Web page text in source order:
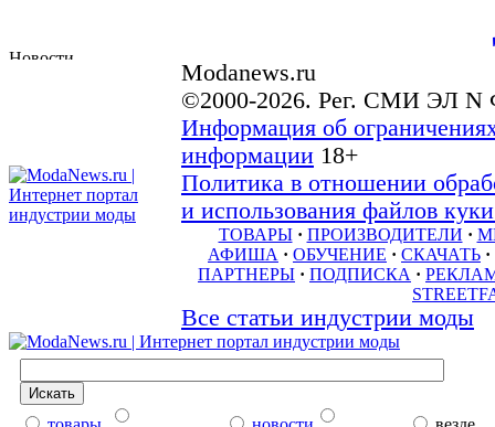
Modanews.ru
©2000-2026. Рег. СМИ ЭЛ N
Информация об
информации 18+
Политика в отношении
и использования файлов
ТОВАРЫ · ПРОИЗВОДИТЕЛИ ·
АФИША · ОБУЧЕНИЕ · СКАЧАТЬ ·
ПАРТНЕРЫ · ПОДПИСКА ·
Все статьи индустрии моды